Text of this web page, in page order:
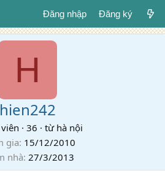
Đăng nhập Đăng ký
H
hien242
· 36 · từ hà nội
gia 15/12/2010
nhà 27/3/2013